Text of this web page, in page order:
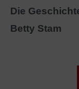
Die
Betty Stam
Bildergalerie